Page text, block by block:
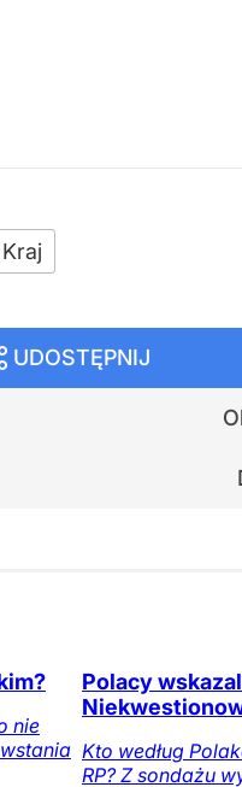
Kraj
UDOSTĘPNIJ
nie
Polacy
Kto według
RP? Z sondażu